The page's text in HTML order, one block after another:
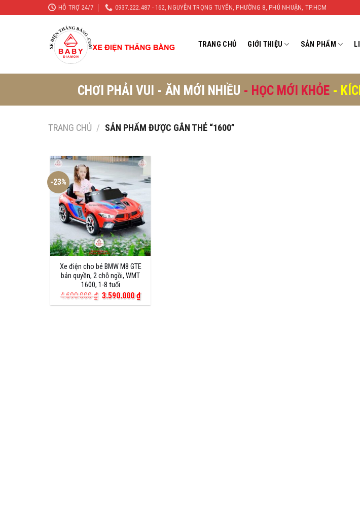
to
HỖ TRỢ 24/7 0937.222.487 - 162, NGUYỄN TRỌNG TUYỂN, PHƯỜNG 8, PHÚ NHUẬN, TP.HCM
TRANG CHỦ GIỚI THIỆU SẢN PHẨM
CHƠI PHẢI VUI - ĂN MỚI NHIỀU - HỌC MỚI KHỎE -
TRANG CHỦ / SẢN PHẨM ĐƯỢC GẮN THẺ “1600”
-23%
Xe điện cho bé BMW M8 GTE
bản quyền, 2 chỗ ngồi, WMT
1600, 1-8 tuổi
4.690.000₫ Giá
gốc
3.590.000₫Giá
hiện